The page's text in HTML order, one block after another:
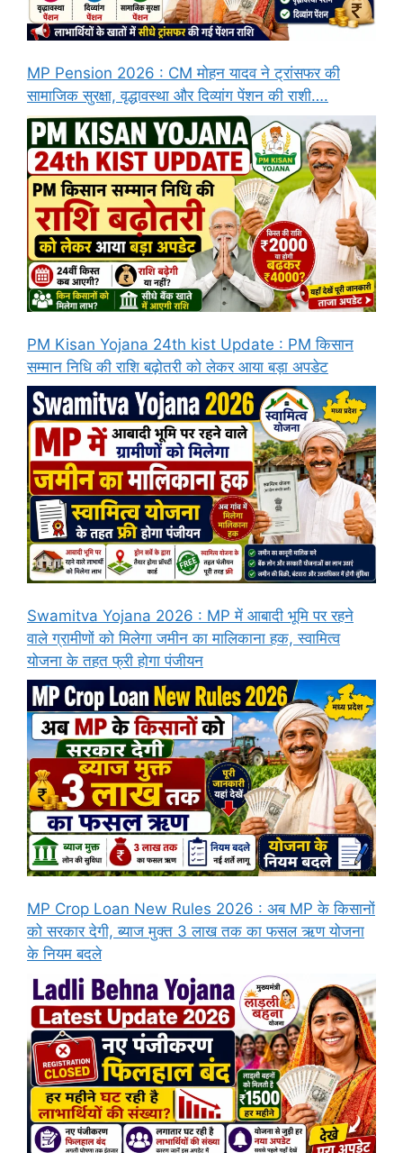
MP Pension 2026 : CM मोहन यादव ने ट्रांसफर की
सामाजिक सुरक्षा, वृद्धावस्था और दिव्यांग पेंशन की राशी….
PM Kisan Yojana 24th kist Update : PM किसान
सम्मान निधि की राशि बढ़ोतरी को लेकर आया बड़ा अपडेट
Swamitva Yojana 2026 : MP में आबादी भूमि पर रहने
वाले ग्रामीणों को मिलेगा जमीन का मालिकाना हक, स्वामित्व
योजना के तहत फ्री होगा पंजीयन
MP Crop Loan New Rules 2026 : अब MP के किसानों
को सरकार देगी, ब्याज मुक्त 3 लाख तक का फसल ऋण योजना
के नियम बदले